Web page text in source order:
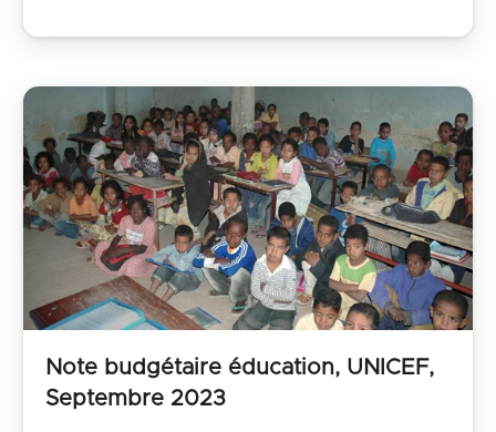
Note budgétaire éducation, UNICEF,
Septembre 2023